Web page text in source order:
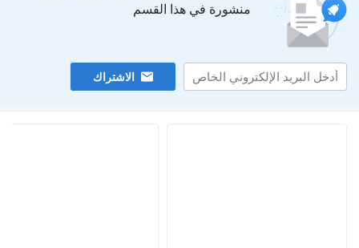
منشورة في هذا القسم
الاشتراك